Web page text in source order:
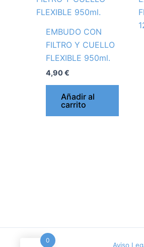
EMBUDO CON
FILTRO Y CUELLO
FLEXIBLE 950ml.
4,90€
Añadir al
carrito
Aviso
0